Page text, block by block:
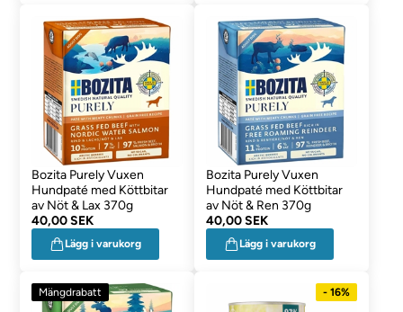
Bozita Purely Vuxen
Hundpaté med Köttbitar
av Nöt & Lax 370g
40,00 SEK
Lägg i varukorg
Bozita Purely Vuxen
Hundpaté med Köttbitar
av Nöt & Ren 370g
40,00 SEK
Lägg i varukorg
Mängdrabatt - 16%